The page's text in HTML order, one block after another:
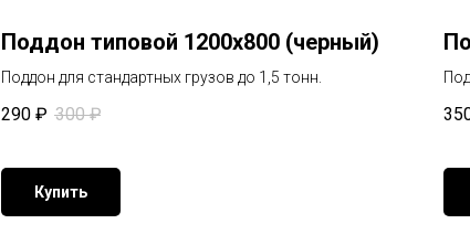
Поддон типовой 1200х800 (черный)
Поддон для стандартных грузов до 1,5 тонн.
290 ₽ 300 ₽
Купить